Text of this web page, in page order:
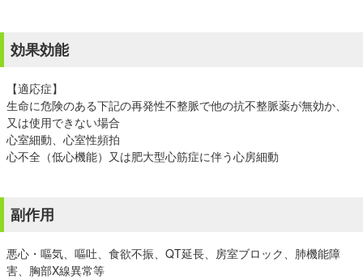
効果効能
【適応症】
生命に危険のある下記の再発性不整脈で他の抗不整脈薬が無効か、
又は使用できない場合
心室細動、心室性頻拍
心不全（低心機能）又は肥大型心筋症に伴う心房細動
副作用
悪心・嘔気、嘔吐、食欲不振、QT延長、房室ブロック、肺機能障
害、胸部X線異常等